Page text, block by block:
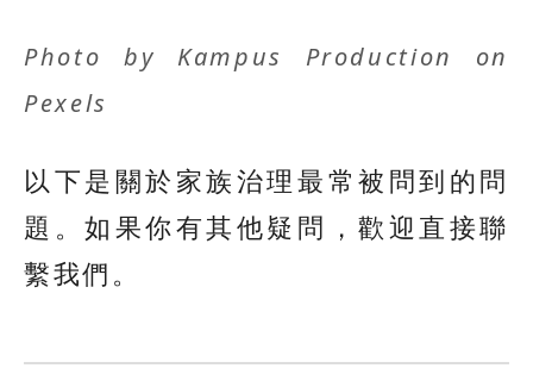
Photo by Kampus Production
on
Pexels
以下是關於家族治理最常被問到的問
題。如果你有其他疑問，歡迎直接聯
繫我們。